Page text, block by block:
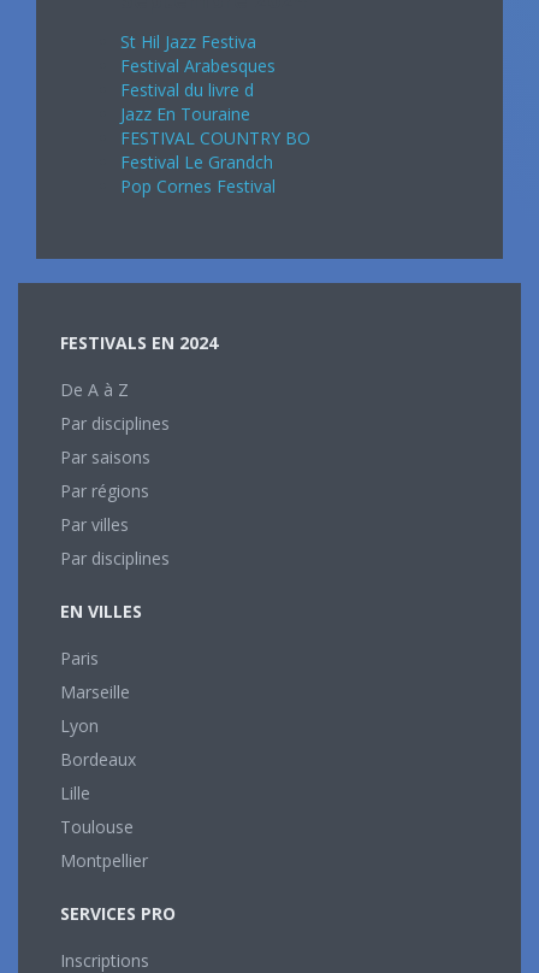
St Hil Jazz Festiva
Festival Arabesques
Festival du livre d
Jazz En Touraine
FESTIVAL COUNTRY BO
Festival Le Grandch
Pop Cornes Festival
FESTIVALS EN 2024
De A à Z
Par disciplines
Par saisons
Par régions
Par villes
Par disciplines
EN VILLES
Paris
Marseille
Lyon
Bordeaux
Lille
Toulouse
Montpellier
SERVICES PRO
Inscriptions